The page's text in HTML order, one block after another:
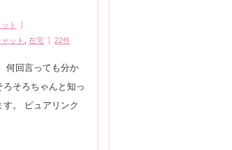
ト
ット 在宅 22件
何回言っても分か
ろそろちゃんと知っ
。 ピュアリンク